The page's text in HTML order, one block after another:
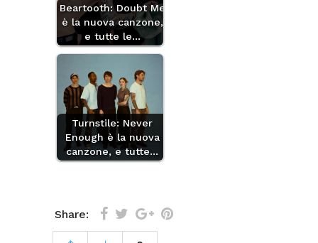
Beartooth: Doubt Me
è la nuova canzone,
e tutte le…
Turnstile: Never
Enough è la nuova
canzone, e tutte…
Share: